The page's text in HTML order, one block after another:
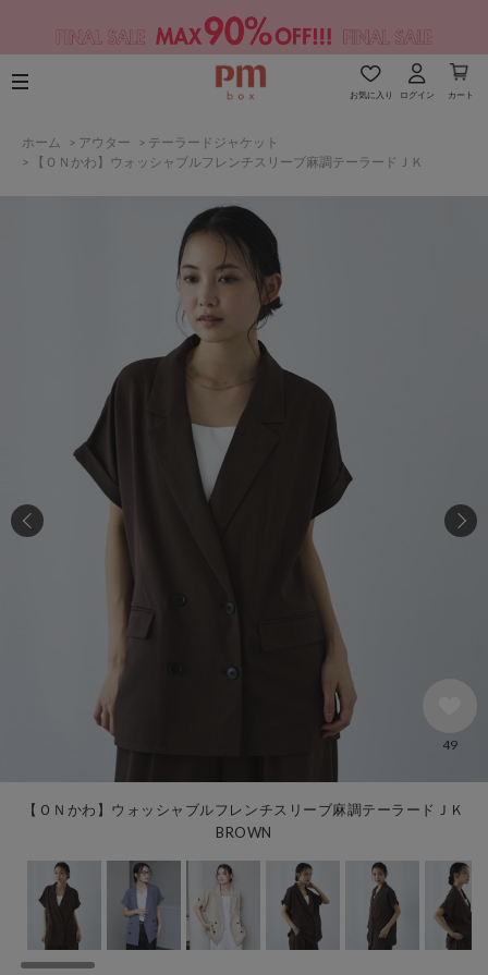
お気に入り ログイン カート
ホーム > アウター > テーラードジャケット
>
【ＯＮかわ】ウォッシャブルフレンチスリーブ麻調テーラードＪＫ
【ＯＮかわ】ウォッシャブルフレンチスリーブ麻調テーラードＪＫ
BROWN
49